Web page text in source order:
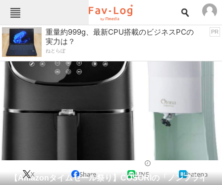
Fav-Logカテゴリー一覧
TOP
インテリア・収納 おもちゃ・ホビー
カメラ キッチン家電
スイーツ・お菓子
ペット 家電
重量約999g、最新CPU搭載のビジネスPCの
実力は？
ねとらぼ
PR
【Amazonタイムセール祭り】COSORIの「ノンフライ
X Share LINE hatena